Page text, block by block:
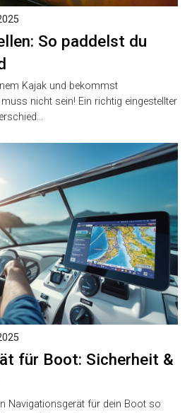
So paddelst du
Kajak und bekommst
nicht sein! Ein richtig eingestellter
für Boot: Sicherheit &
Navigationsgerät für dein Boot so